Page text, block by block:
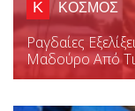
Κ ΚΟΣΜΟΣ
Ραγδαίες
Μαδούρο Από